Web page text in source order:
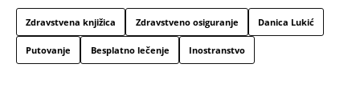
Zdravstvena knjižica Zdravstveno osiguranje Danica Lukić
Putovanje Besplatno lečenje Inostranstvo